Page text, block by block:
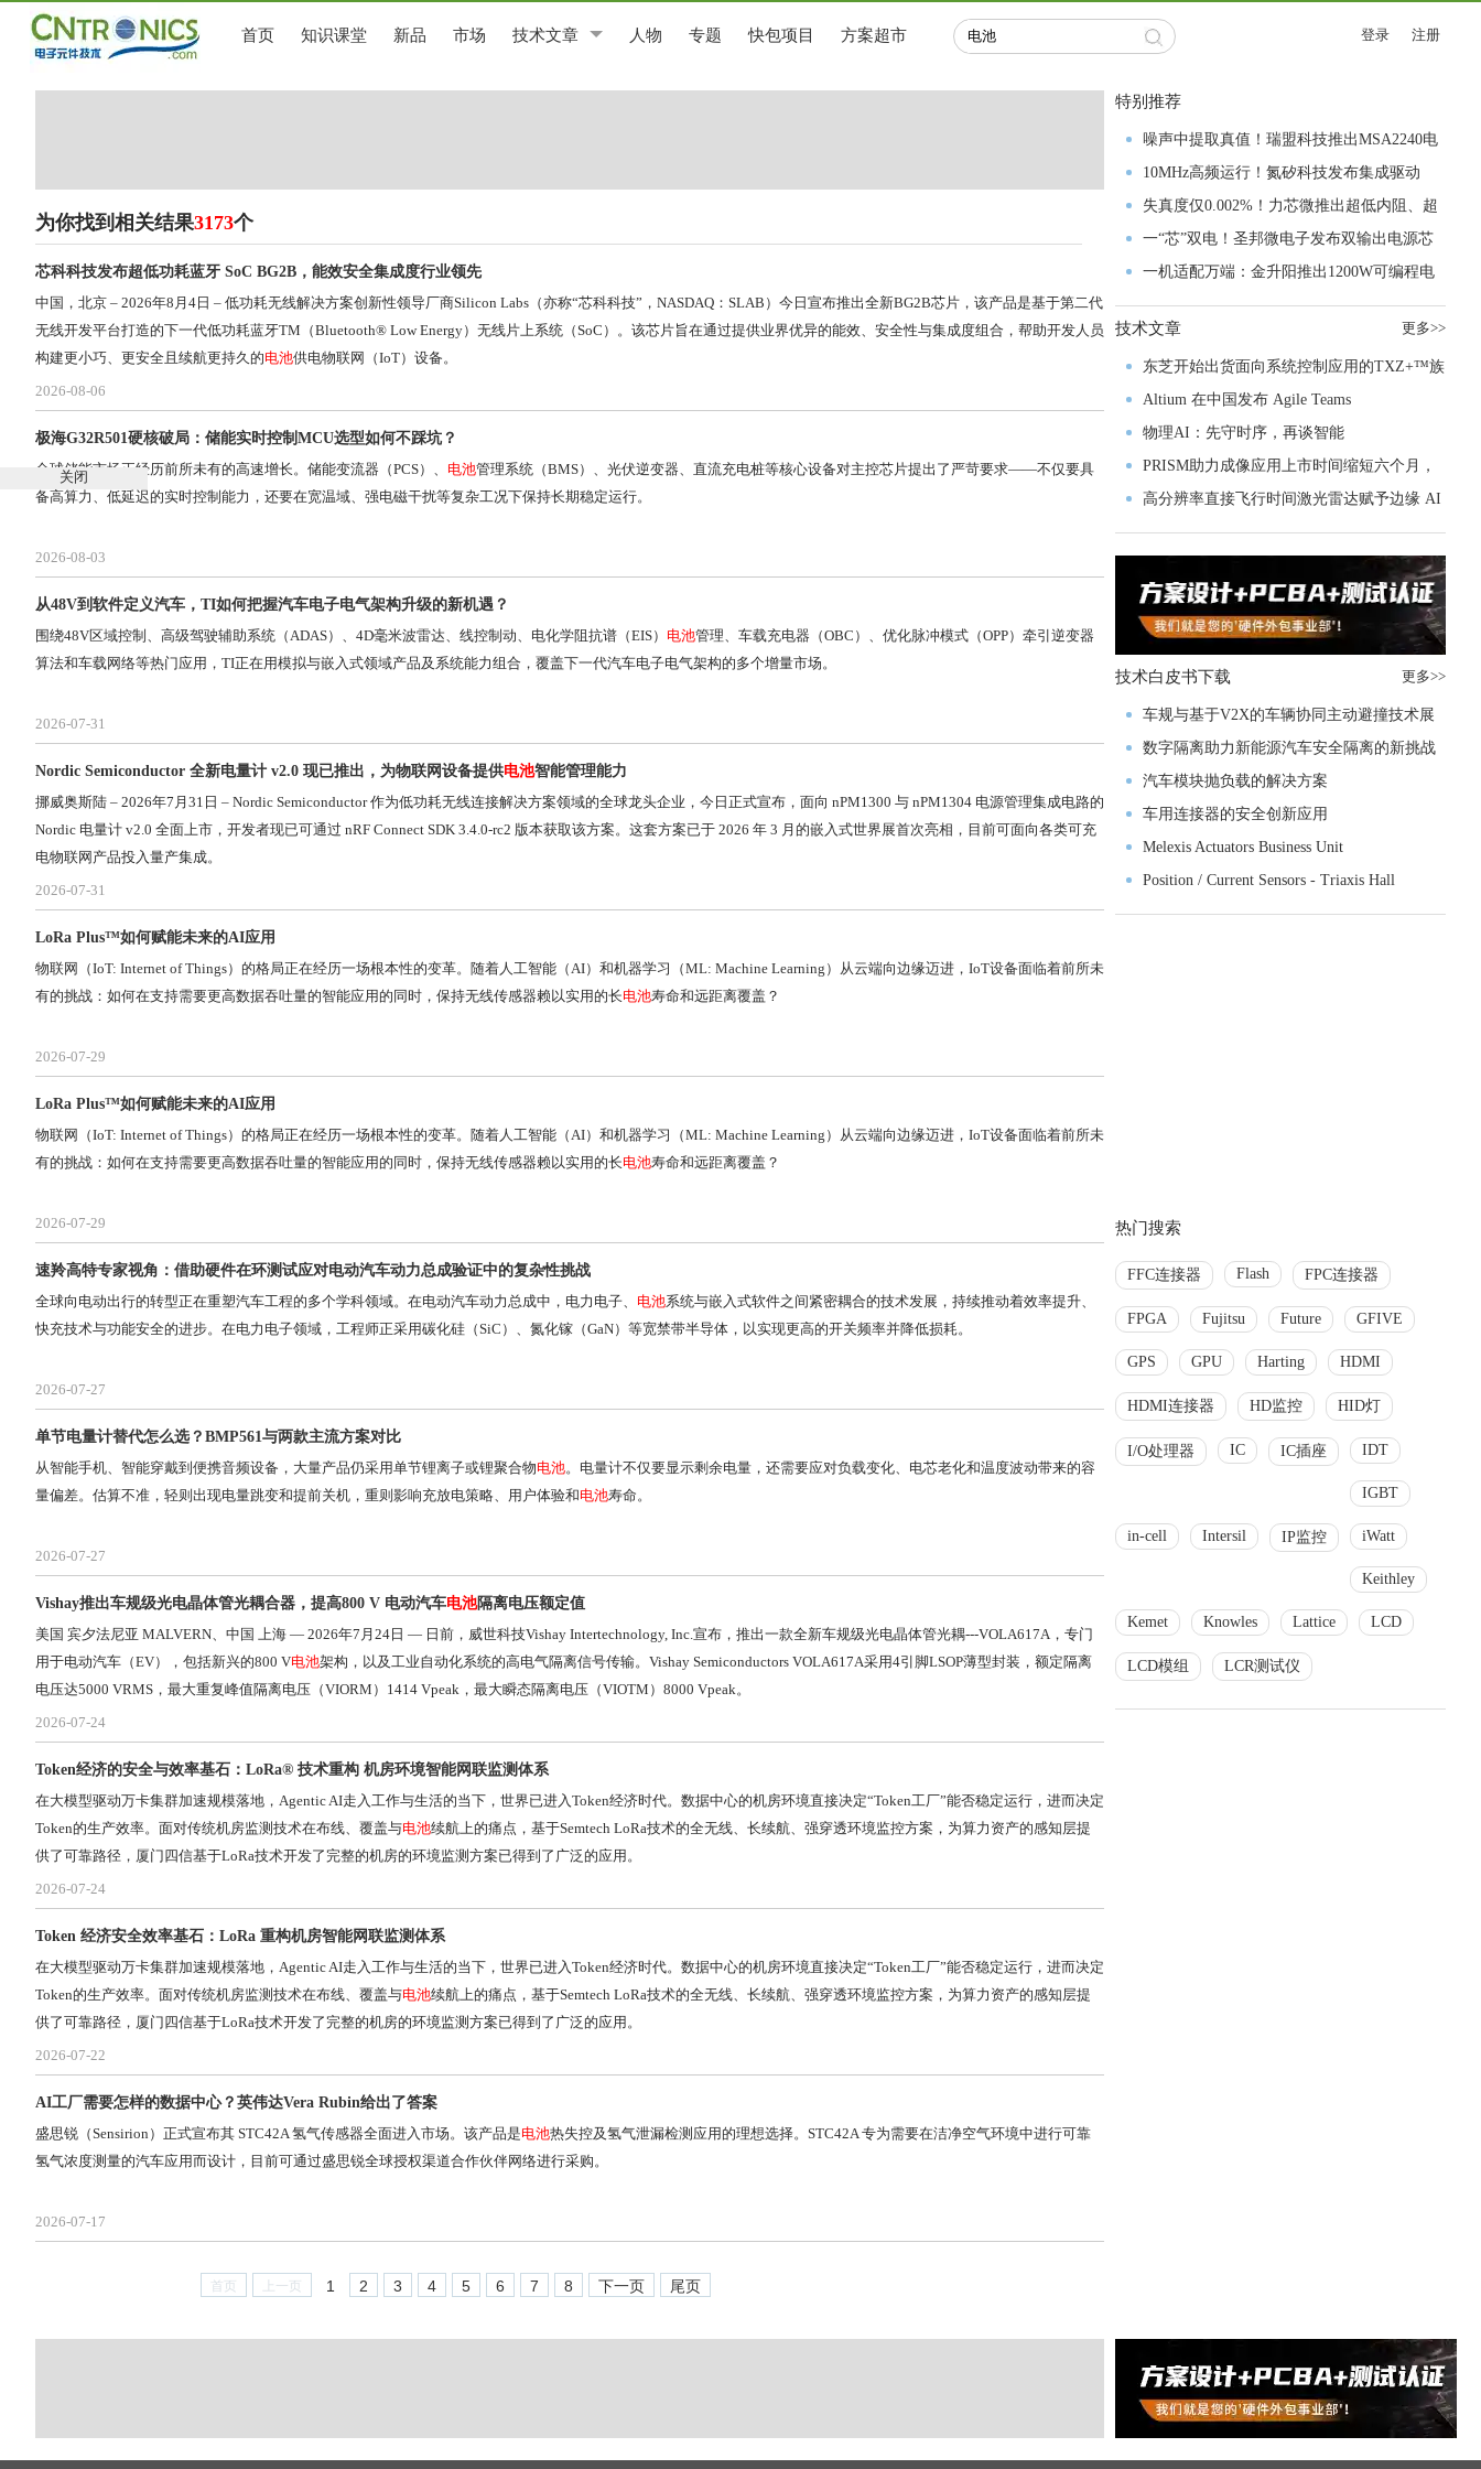
首页 知识课堂 新品 市场 技术文章 人物 专题 快包项目 方案超市 登录 注册
为你找到相关结果3173个
芯科科技发布超低功耗蓝牙 SoC BG2B，能效安全集成度行业领先
中国，北京 – 2026年8月4日 – 低功耗无线解决方案创新性领导厂商Silicon Labs（亦称“芯科科技”，NASDAQ：SLAB）今日宣布推出全新BG2B芯片，该产品是基于第二代
无线开发平台打造的下一代低功耗蓝牙TM（Bluetooth® Low Energy）无线片上系统（SoC）。该芯片旨在通过提供业界优异的能效、安全性与集成度组合，帮助开发人员
构建更小巧、更安全且续航更持久的电池供电物联网（IoT）设备。
2026-08-06
极海G32R501硬核破局：储能实时控制MCU选型如何不踩坑？
全球储能市场正经历前所未有的高速增长。储能变流器（PCS）、 电池管理系统（BMS）、光伏逆变器、直流充电桩等核心设备对主控芯片提出了严苛要求——不仅要具
备高算力、低延迟的实时控制能力，还要在宽温域、强电磁干扰等复杂工况下保持长期稳定运行。
2026-08-03
从48V到软件定义汽车，TI如何把握汽车电子电气架构升级的新机遇？
围绕48V区域控制、高级驾驶辅助系统（ADAS）、4D毫米波雷达、线控制动、电化学阻抗谱（EIS） 电池管理、车载充电器（OBC）、优化脉冲模式（OPP）牵引逆变器
算法和车载网络等热门应用，TI正在用模拟与嵌入式领域产品及系统能力组合，覆盖下一代汽车电子电气架构的多个增量市场。
2026-07-31
Nordic Semiconductor 全新电量计 v2.0 现已推出，为物联网设备提供电池智能管理能力
挪威奥斯陆 – 2026年7月31日 – Nordic Semiconductor 作为低功耗无线连接解决方案领域的全球龙头企业，今日正式宣布，面向 nPM1300 与 nPM1304 电源管理集成电路的
Nordic 电量计 v2.0 全面上市，开发者现已可通过 nRF Connect SDK 3.4.0-rc2 版本获取该方案。这套方案已于 2026 年 3 月的嵌入式世界展首次亮相，目前可面向各类可充
电物联网产品投入量产集成。
2026-07-31
LoRa Plus™如何赋能未来的AI应用
物联网（IoT: Internet of Things）的格局正在经历一场根本性的变革。随着人工智能（AI）和机器学习（ML: Machine Learning）从云端向边缘迈进，IoT设备面临着前所未
有的挑战：如何在支持需要更高数据吞吐量的智能应用的同时，保持无线传感器赖以实用的长电池寿命和远距离覆盖？
2026-07-29
LoRa Plus™如何赋能未来的AI应用
物联网（IoT: Internet of Things）的格局正在经历一场根本性的变革。随着人工智能（AI）和机器学习（ML: Machine Learning）从云端向边缘迈进，IoT设备面临着前所未
有的挑战：如何在支持需要更高数据吞吐量的智能应用的同时，保持无线传感器赖以实用的长电池寿命和远距离覆盖？
2026-07-29
速羚高特专家视角：借助硬件在环测试应对电动汽车动力总成验证中的复杂性挑战
全球向电动出行的转型正在重塑汽车工程的多个学科领域。在电动汽车动力总成中，电力电子、 电池系统与嵌入式软件之间紧密耦合的技术发展，持续推动着效率提升、
快充技术与功能安全的进步。在电力电子领域，工程师正采用碳化硅（SiC）、氮化镓（GaN）等宽禁带半导体，以实现更高的开关频率并降低损耗。
2026-07-27
单节电量计替代怎么选？BMP561与两款主流方案对比
从智能手机、智能穿戴到便携音频设备，大量产品仍采用单节锂离子或锂聚合物电池。电量计不仅要显示剩余电量，还需要应对负载变化、电芯老化和温度波动带来的容
量偏差。估算不准，轻则出现电量跳变和提前关机，重则影响充放电策略、用户体验和电池寿命。
2026-07-27
Vishay推出车规级光电晶体管光耦合器，提高800 V 电动汽车电池隔离电压额定值
美国 宾夕法尼亚 MALVERN、中国 上海 — 2026年7月24日 — 日前，威世科技Vishay Intertechnology, Inc.宣布，推出一款全新车规级光电晶体管光耦---VOLA617A，专门
用于电动汽车（EV），包括新兴的800 V电池架构，以及工业自动化系统的高电气隔离信号传输。Vishay Semiconductors VOLA617A采用4引脚LSOP薄型封装，额定隔离
电压达5000 VRMS，最大重复峰值隔离电压（VIORM）1414 Vpeak，最大瞬态隔离电压（VIOTM）8000 Vpeak。
2026-07-24
Token经济的安全与效率基石：LoRa® 技术重构 机房环境智能网联监测体系
在大模型驱动万卡集群加速规模落地，Agentic AI走入工作与生活的当下，世界已进入Token经济时代。数据中心的机房环境直接决定“Token工厂”能否稳定运行，进而决定
Token的生产效率。面对传统机房监测技术在布线、覆盖与电池续航上的痛点，基于Semtech LoRa技术的全无线、长续航、强穿透环境监控方案，为算力资产的感知层提
供了可靠路径，厦门四信基于LoRa技术开发了完整的机房的环境监测方案已得到了广泛的应用。
2026-07-24
Token 经济安全效率基石：LoRa 重构机房智能网联监测体系
在大模型驱动万卡集群加速规模落地，Agentic AI走入工作与生活的当下，世界已进入Token经济时代。数据中心的机房环境直接决定“Token工厂”能否稳定运行，进而决定
Token的生产效率。面对传统机房监测技术在布线、覆盖与电池续航上的痛点，基于Semtech LoRa技术的全无线、长续航、强穿透环境监控方案，为算力资产的感知层提
供了可靠路径，厦门四信基于LoRa技术开发了完整的机房的环境监测方案已得到了广泛的应用。
2026-07-22
AI工厂需要怎样的数据中心？英伟达Vera Rubin给出了答案
盛思锐（Sensirion）正式宣布其 STC42A 氢气传感器全面进入市场。该产品是电池热失控及氢气泄漏检测应用的理想选择。STC42A 专为需要在洁净空气环境中进行可靠
氢气浓度测量的汽车应用而设计，目前可通过盛思锐全球授权渠道合作伙伴网络进行采购。
2026-07-17
首页 上一页 1 2 3 4 5 6 7 8 下一页 尾页
特别推荐
噪声中提取真值！瑞盟科技推出MSA2240电
流检测芯片赋能多元高端测量场景
10MHz高频运行！氮矽科技发布集成驱动
GaN芯片，助力电源能效再攀新高
失真度仅0.002%！力芯微推出超低内阻、超
低失真4PST模拟开关
一“芯”双电！圣邦微电子发布双输出电源芯
片，简化AFE与音频设计
一机适配万端：金升阳推出1200W可编程电
源，赋能高端装备制造
技术文章 更多>>
东芝开始出货面向系统控制应用的TXZ+™族
入门级M4V组
Altium 在中国发布 Agile Teams
物理AI：先守时序，再谈智能
PRISM助力成像应用上市时间缩短六个月，
实战指南一文解读
高分辨率直接飞行时间激光雷达赋予边缘 AI
空间感知能力
技术白皮书下载 更多>>
车规与基于V2X的车辆协同主动避撞技术展
望
数字隔离助力新能源汽车安全隔离的新挑战
汽车模块抛负载的解决方案
车用连接器的安全创新应用
Melexis Actuators Business Unit
Position / Current Sensors - Triaxis Hall
热门搜索
FFC连接器 Flash FPC连接器
FPGA Fujitsu Future GFIVE
GPS GPU Harting HDMI
HDMI连接器 HD监控 HID灯
I/O处理器 IC IC插座 IDT
IGBT
in-cell Intersil IP监控 iWatt
Keithley
Kemet Knowles Lattice LCD
LCD模组 LCR测试仪
关闭